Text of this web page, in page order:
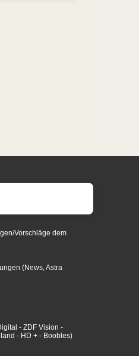
Vorschläge dem
(News, Astra
- ZDF Vision -
- HD + - Boobles)